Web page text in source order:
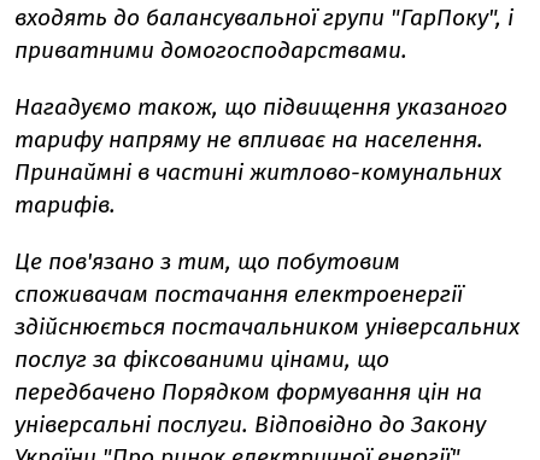
входять до балансувальної групи "ГарПоку", і
приватними домогосподарствами.
Нагадуємо також, що підвищення указаного
тарифу напряму не впливає на населення.
Принаймні в частині житлово-комунальних
тарифів.
Це пов'язано з тим, що побутовим
споживачам постачання електроенергії
здійснюється постачальником універсальних
послуг за фіксованими цінами, що
передбачено Порядком формування цін на
універсальні послуги. Відповідно до Закону